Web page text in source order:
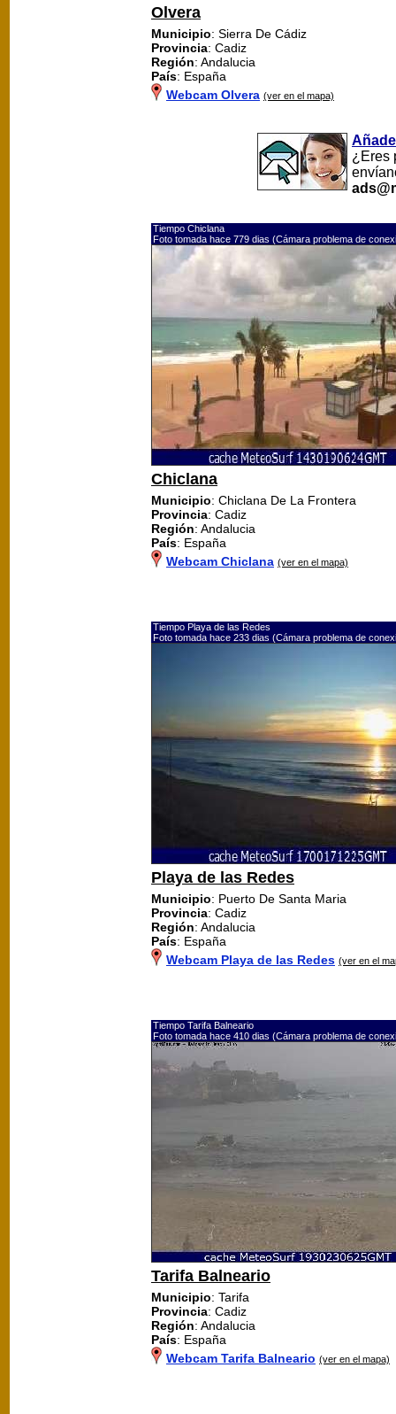
Olvera
Municipio: Sierra De Cádiz
Provincia: Cadiz
Región: Andalucia
País: España
Webcam Olvera (ver en el mapa)
¿Eres
Tiempo Chiclana
Foto tomada hace 779 dias (Cámara problema de
Chiclana
Municipio: Chiclana De La Frontera
Provincia: Cadiz
Región: Andalucia
País: España
Webcam Chiclana (ver en el mapa)
Tiempo Playa de las Redes
Foto tomada hace 233 dias (Cámara problema de
Playa de las Redes
Municipio: Puerto De Santa Maria
Provincia: Cadiz
Región: Andalucia
País: España
Webcam Playa de las Redes (ver en el
Tiempo Tarifa Balneario
Foto tomada hace 410 dias (Cámara problema de
Tarifa Balneario
Municipio: Tarifa
Provincia: Cadiz
Región: Andalucia
País: España
Webcam Tarifa Balneario (ver en el mapa)